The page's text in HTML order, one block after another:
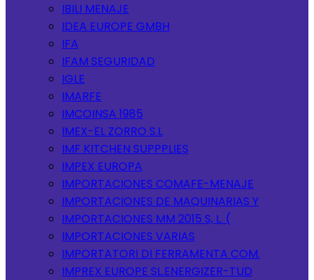
IBILI MENAJE
IDEA EUROPE GMBH
IFA
IFAM SEGURIDAD
IGLE
IMARFE
IMCOINSA 1985
IMEX-EL ZORRO S.L
IMF KITCHEN SUPPPLIES
IMPEX EUROPA
IMPORTACIONES COMAFE-MENAJE
IMPORTACIONES DE MAQUINARIAS Y
IMPORTACIONES MM 2015 S, L. (
IMPORTACIONES VARIAS
IMPORTATORI DI FERRAMENTA COM.
IMPREX EUROPE SL.ENERGIZER-TUD